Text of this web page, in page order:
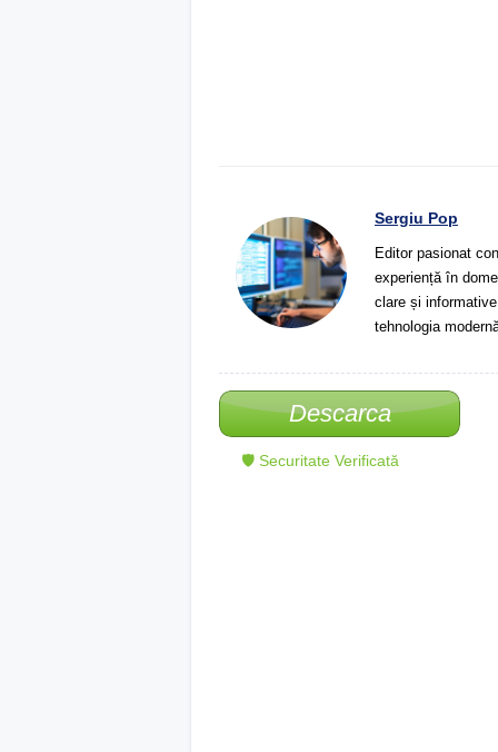
Sergiu Pop
Editor pasionat
experiență în
clare și
tehnologia
Descarca
🛡 Securitate Verificată